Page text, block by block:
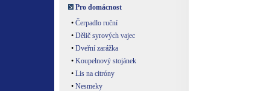
Pro domácnost
• Čerpadlo ruční
• Dělič syrových vajec
• Dveřní zarážka
• Koupelnový stojánek
• Lis na citróny
• Nesmeky